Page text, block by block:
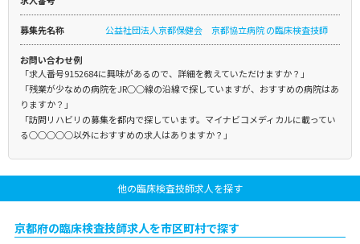
募集先名称 公益社団法人京都保健会 京都協立病院 の臨床検査技師
お問い合わせ例
「求人番号9152684に興味があるので、詳細を教えていただけますか？」
「残業が少なめの病院をJR○○線の沿線で探していますが、おすすめの病院はあ
りますか？」
「訪問リハビリの募集を都内で探しています。マイナビコメディカルに載ってい
る○○○○○以外におすすめの求人はありますか？」
他の臨床検査技師求人を探す
京都府の臨床検査技師求人を市区町村で探す